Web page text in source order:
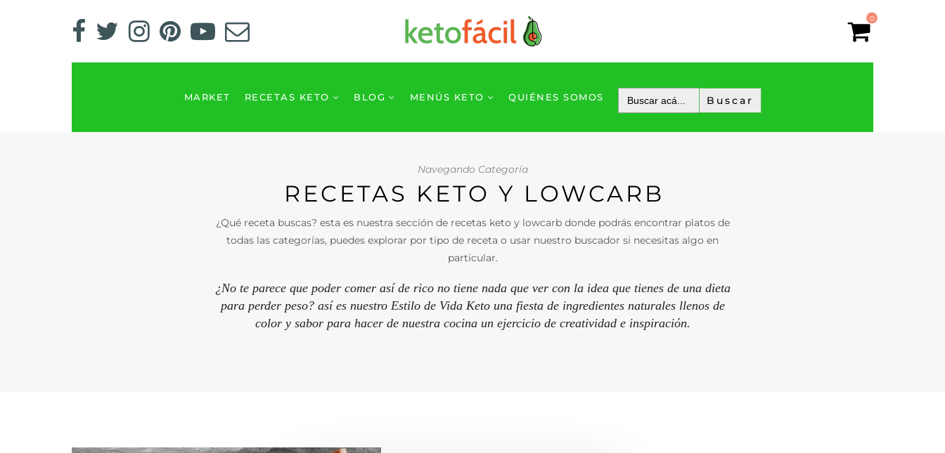
0
MARKET RECETAS KETO BLOG MENÚS KETO QUIÉNES SOMOS
Navegando Categoría
RECETAS KETO Y LOWCARB
¿Qué receta buscas? esta es nuestra sección de recetas keto y lowcarb donde podrás encontrar platos de
todas las categorías, puedes explorar por tipo de receta o usar nuestro buscador si necesitas algo en
particular.
¿No te parece que poder comer así de rico no tiene nada que ver con la idea que tienes de una dieta
para perder peso? así es nuestro Estilo de Vida Keto una fiesta de ingredientes naturales llenos de
color y sabor para hacer de nuestra cocina un ejercicio de creatividad e inspiración.